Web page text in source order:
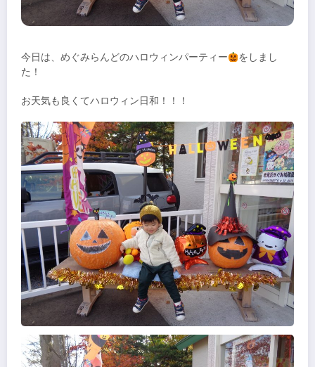
今日は、めぐみらんどのハロウィンパーティー
をしまし
た！
お天気も良くてハロウィン日和！！！